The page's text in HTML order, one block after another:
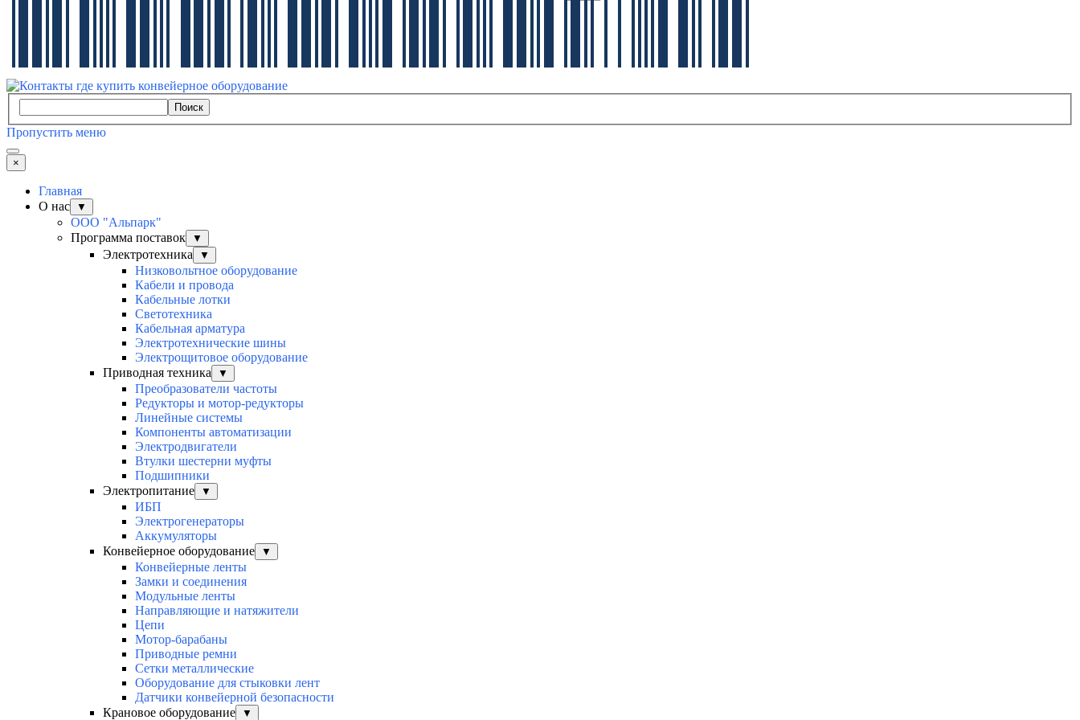
Поиск
Пропустить меню
×
Главная
О нас
▼
ООО "Альпарк"
Программа поставок
▼
Электротехника ▼
Низковольтное оборудование
Кабели и провода
Кабельные лотки
Светотехника
Кабельная арматура
Электротехнические шины
Электрощитовое оборудование
Приводная техника
▼
Преобразователи частоты
Редукторы и мотор-редукторы
Линейные системы
Компоненты автоматизации
Электродвигатели
Втулки шестерни муфты
Подшипники
Электропитание
▼
ИБП
Электрогенераторы
Аккумуляторы
Конвейерное оборудование
▼
Конвейерные ленты
Замки и соединения
Модульные ленты
Направляющие и натяжители
Цепи
Мотор-барабаны
Приводные ремни
Сетки металлические
Оборудование для стыковки лент
Датчики конвейерной безопасности
Крановое оборудование
▼